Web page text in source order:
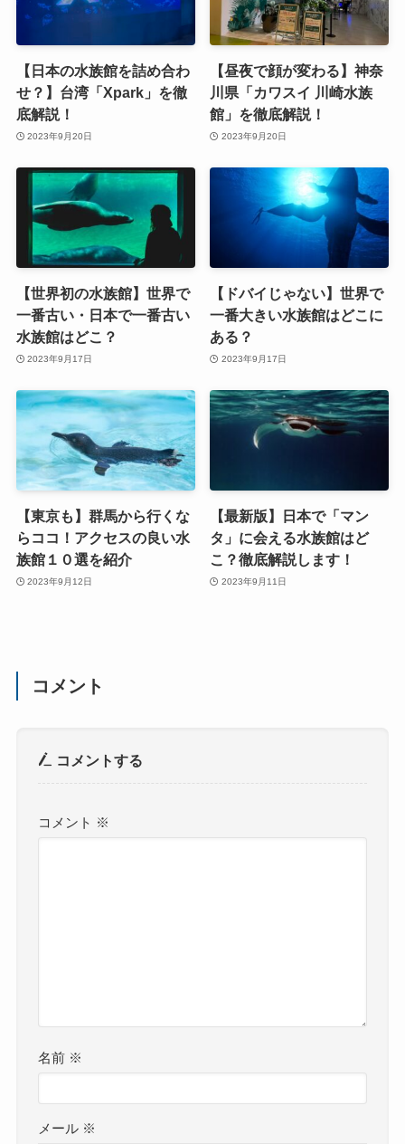
【日本の水族館を詰め合わ
せ？】台湾「Xpark」を徹
底解説！
2023年9月20日
【昼夜で顔が変わる】神奈
川県「カワスイ 川崎水族
館」を徹底解説！
2023年9月20日
【世界初の水族館】世界で
一番古い・日本で一番古い
水族館はどこ？
2023年9月17日
【ドバイじゃない】世界で
一番大きい水族館はどこに
ある？
2023年9月17日
【東京も】群馬から行くな
らココ！アクセスの良い水
族館１０選を紹介
2023年9月12日
【最新版】日本で「マン
タ」に会える水族館はど
こ？徹底解説します！
2023年9月11日
コメント
コメントする
コメント ※
名前 ※
メール ※